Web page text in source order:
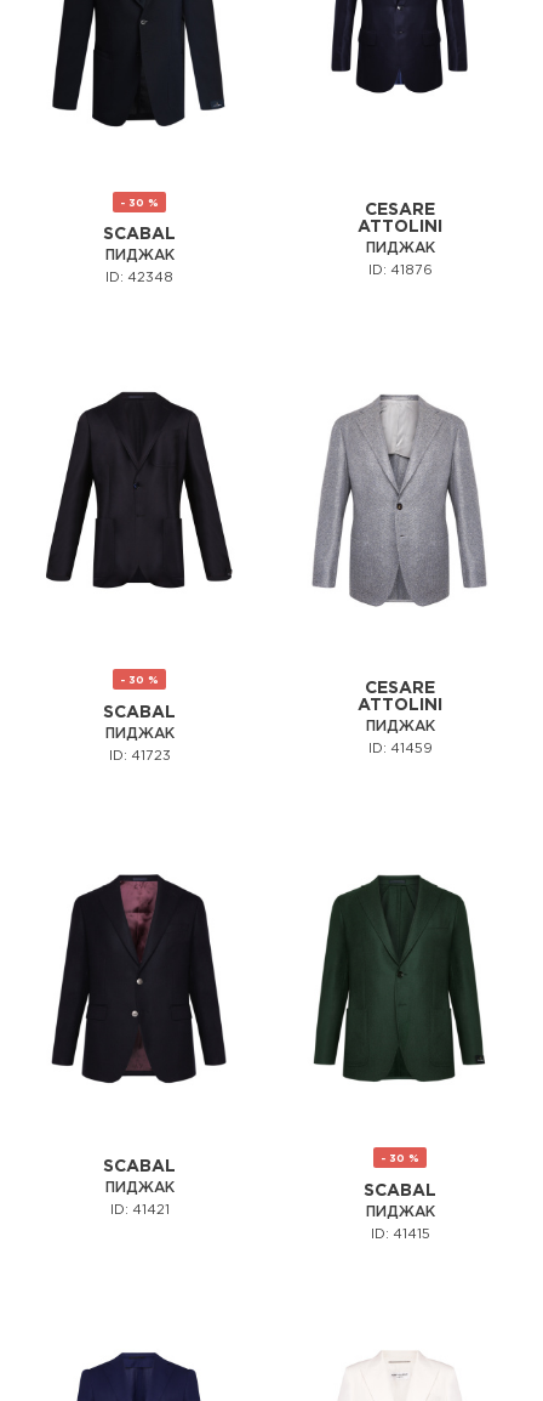
- 30 %
SCABAL
ПИДЖАК
ID: 42348
CESARE
ATTOLINI
ПИДЖАК
ID: 41876
- 30 %
SCABAL
ПИДЖАК
ID: 41723
CESARE
ATTOLINI
ПИДЖАК
ID: 41459
SCABAL
ПИДЖАК
ID: 41421
- 30 %
SCABAL
ПИДЖАК
ID: 41415